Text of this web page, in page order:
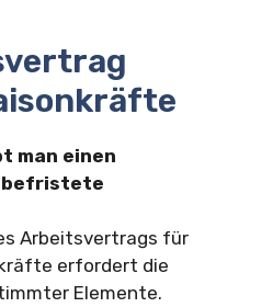
man einen
Arbeitsvertrags für
erfordert die
Elemente.